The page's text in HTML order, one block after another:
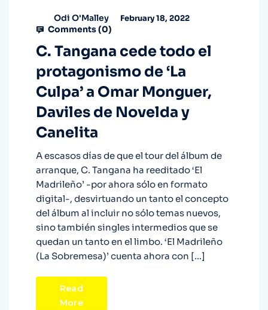
Odi O'Malley February 18, 2022
Comments (0)
C. Tangana cede todo el
protagonismo de ‘La
Culpa’ a Omar Monguer,
Daviles de Novelda y
Canelita
A escasos días de que el tour del álbum de
arranque, C. Tangana ha reeditado ‘El
Madrileño’ -por ahora sólo en formato
digital-, desvirtuando un tanto el concepto
del álbum al incluir no sólo temas nuevos,
sino también singles intermedios que se
quedan un tanto en el limbo. ‘El Madrileño
(La Sobremesa)’ cuenta ahora con […]
Read
More